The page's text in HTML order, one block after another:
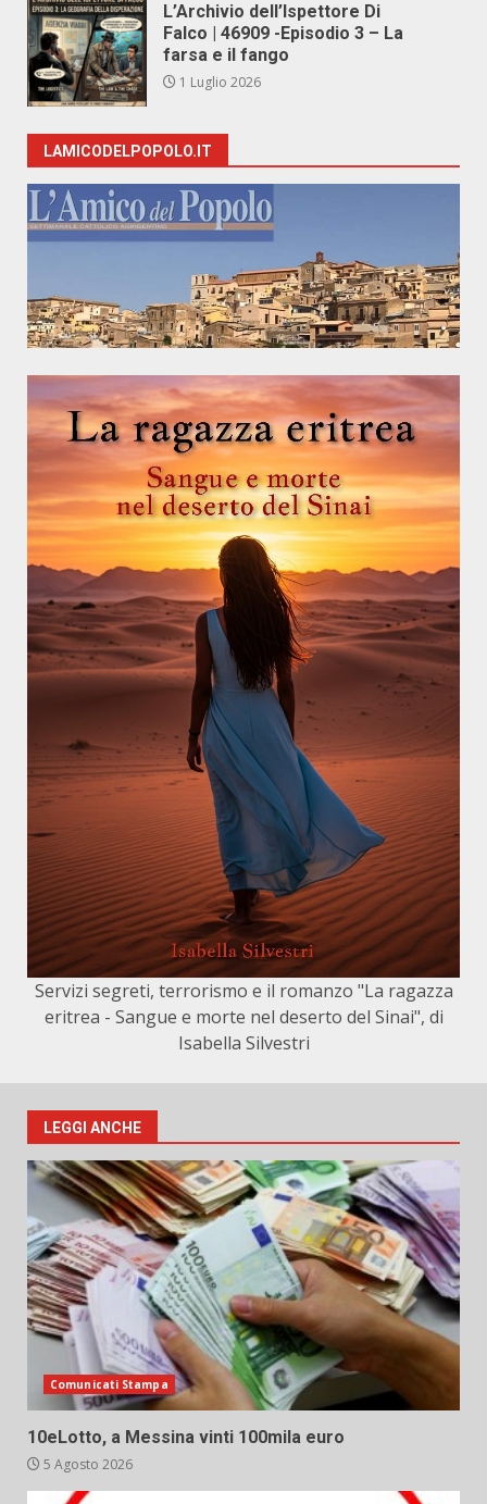
L’Archivio dell’Ispettore Di
Falco | 46909 -Episodio 3 – La
farsa e il fango
1 Luglio 2026
LAMICODELPOPOLO.IT
Servizi segreti, terrorismo e il romanzo "La ragazza
eritrea - Sangue e morte nel deserto del Sinai", di
Isabella Silvestri
LEGGI ANCHE
Comunicati Stampa
10eLotto, a Messina vinti 100mila euro
5 Agosto 2026